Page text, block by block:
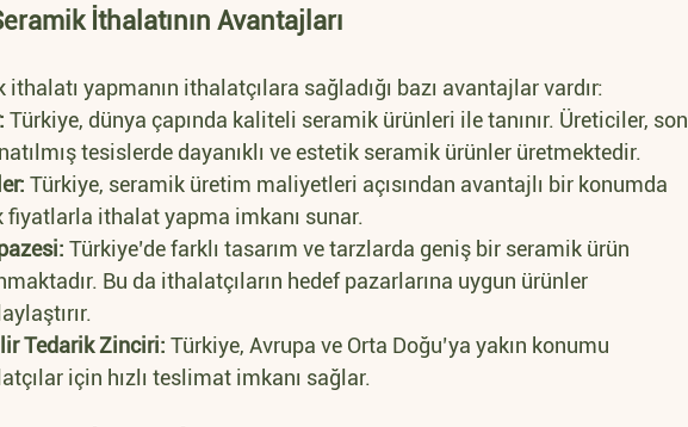
İthalatının Avantajları
ithalatı yapmanın ithalatçılara sağladığı bazı avantajlar vardır:
Türkiye, dünya çapında kaliteli seramik ürünleri ile tanınır. Üreticiler, son
tesislerde dayanıklı ve estetik seramik ürünler üretmektedir.
Türkiye, seramik üretim maliyetleri açısından avantajlı bir konumda
fiyatlarla ithalat yapma imkanı sunar.
Türkiye’de farklı tasarım ve tarzlarda geniş bir seramik ürün
Bu da ithalatçıların hedef pazarlarına uygun ürünler
Tedarik Zinciri: Türkiye, Avrupa ve Orta Doğu’ya yakın konumu
için hızlı teslimat imkanı sağlar.